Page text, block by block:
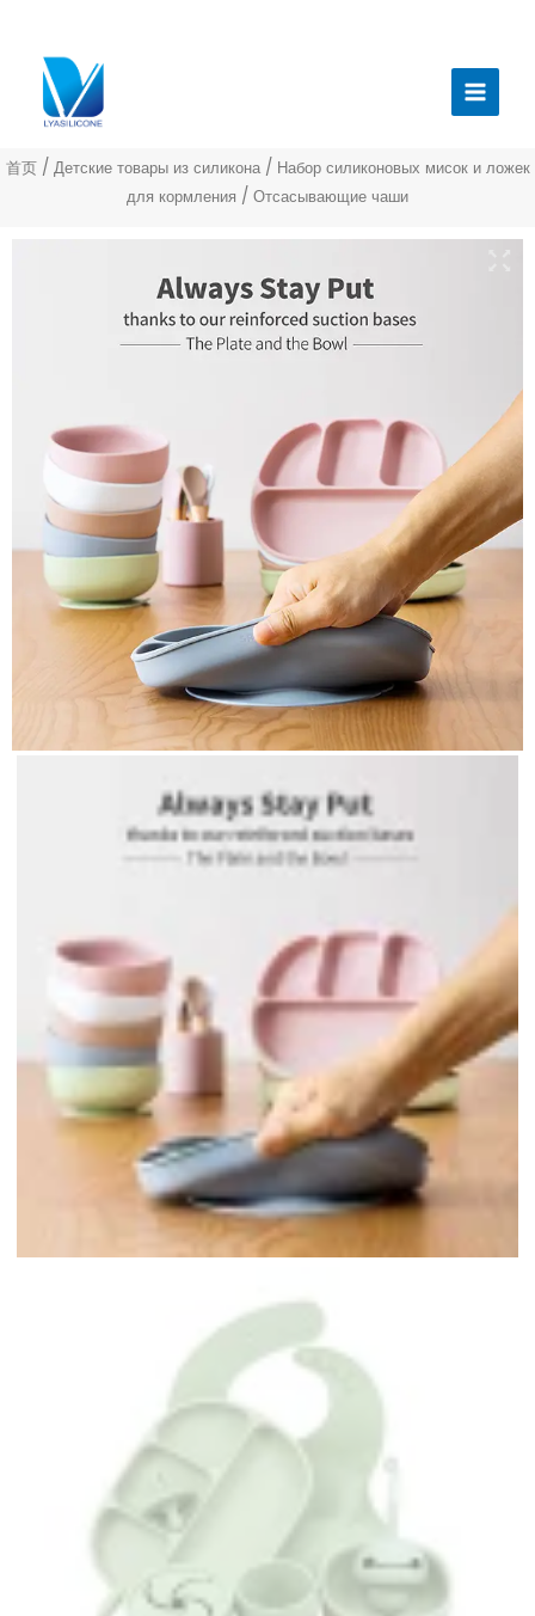
меню
首页/ Детские товары из силикона/ Набор силиконовых мисок и ложек
для кормления / Отсасывающие чаши